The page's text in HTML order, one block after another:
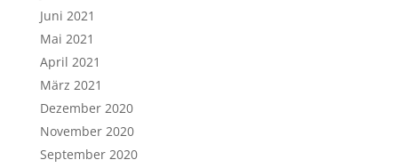
Juni 2021
Mai 2021
April 2021
März 2021
Dezember 2020
November 2020
September 2020